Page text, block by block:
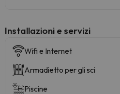
Installazioni e servizi
Wifi e Internet
Armadietto per gli sci
Piscine